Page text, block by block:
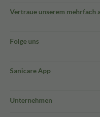
Vertraue unserem mehrfach
Folge uns
Sanicare App
Unternehmen